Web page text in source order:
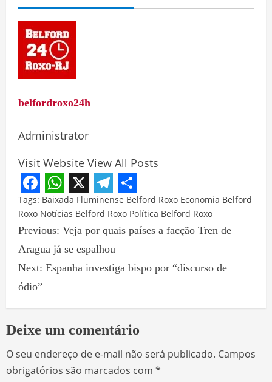
belfordroxo24h
Administrator
Visit Website View All Posts
Facebook
WhatsApp
X Telegram
Share
Tags: Baixada Fluminense Belford Roxo Economia Belford
Roxo Notícias Belford Roxo Política Belford Roxo
Previous: Veja por quais países a facção Tren de
Aragua já se espalhou
Next: Espanha investiga bispo por “discurso de
ódio”
Deixe um comentário
O seu endereço de e-mail não será publicado. Campos
obrigatórios são marcados com *